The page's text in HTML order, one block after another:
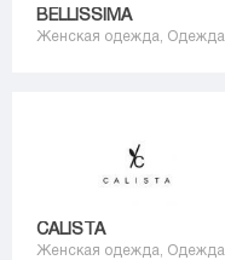
BELLISSIMA
Женская одежда, Одежда
CALISTA
Женская одежда, Одежда